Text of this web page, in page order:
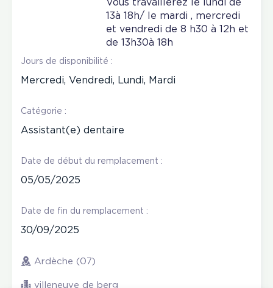
Vous travaillerez le lundi de
13à 18h/ le mardi , mercredi
et vendredi de 8 h30 à 12h et
de 13h30à 18h
Jours de disponibilité :
Mercredi, Vendredi, Lundi, Mardi
Catégorie :
Assistant(e) dentaire
Date de début du remplacement :
05/05/2025
Date de fin du remplacement :
30/09/2025
Ardèche (07)
villeneuve de berg